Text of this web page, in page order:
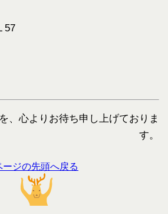
57
、心よりお待ち申し上げておりま
す。
ージの先頭へ戻る